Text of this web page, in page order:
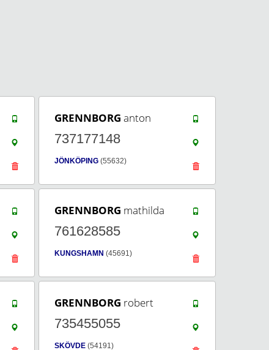
GRENNBORG anton
737177148
JÖNKÖPING (55632)
GRENNBORG mathilda
761628585
KUNGSHAMN (45691)
GRENNBORG robert
735455055
SKÖVDE (54191)